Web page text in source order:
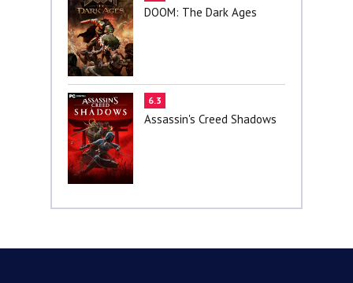
DOOM: The Dark Ages
6.3
Assassin's Creed Shadows